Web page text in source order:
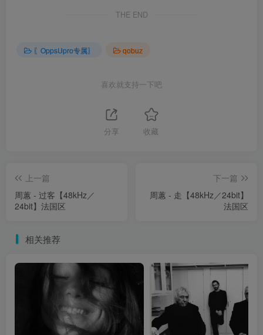
THE END
〖OppsUpro专属〗 qobuz
喜欢就支持一下吧
分享 收藏
上一篇
周蕙 - 过客【48kHz／
24bit】法国区
下一篇
周蕙 - 走【48kHz／24bit】
法国区
相关推荐